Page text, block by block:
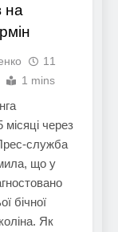
на
11
1 mins
через
служба
що у
бічної
Як